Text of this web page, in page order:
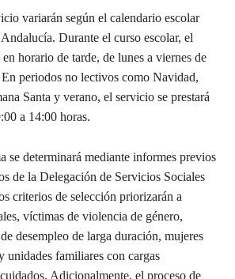
variarán según el calendario escolar
Durante el curso escolar, el
horario de tarde, de lunes a viernes de
periodos no lectivos como Navidad,
Santa y verano, el servicio se prestará
a 14:00 horas.
se determinará mediante informes previos
de la Delegación de Servicios Sociales
criterios de selección priorizarán a
víctimas de violencia de género,
desempleo de larga duración, mujeres
unidades familiares con cargas
Adicionalmente, el proceso de